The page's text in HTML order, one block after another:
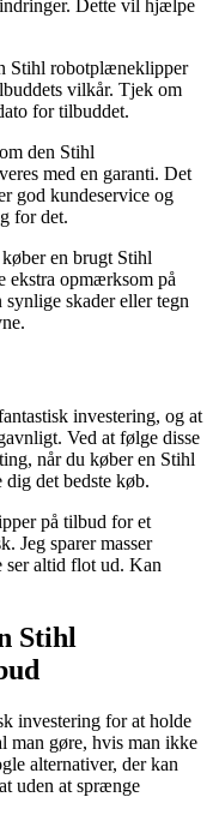
Dette vil hjælpe
Stihl robotplæneklipper
vilkår. Tjek om
for tilbuddet.
den Stihl
med en garanti. Det
god kundeservice og
for det.
en brugt Stihl
ekstra opmærksom på
skader eller tegn
investering, og at
Ved at følge disse
når du køber en Stihl
det bedste køb.
på tilbud for et
Jeg sparer masser
altid flot ud. Kan
Stihl
investering for at holde
man gøre, hvis man ikke
alternativer, der kan
uden at sprænge